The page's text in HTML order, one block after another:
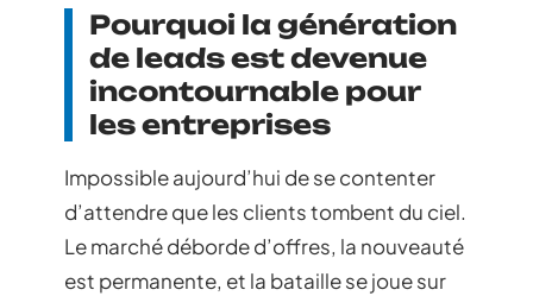
Pourquoi la génération
de leads est devenue
incontournable pour
les entreprises
Impossible aujourd’hui de se contenter
d’attendre que les clients tombent du ciel.
Le marché déborde d’offres, la nouveauté
est permanente, et la bataille se joue sur